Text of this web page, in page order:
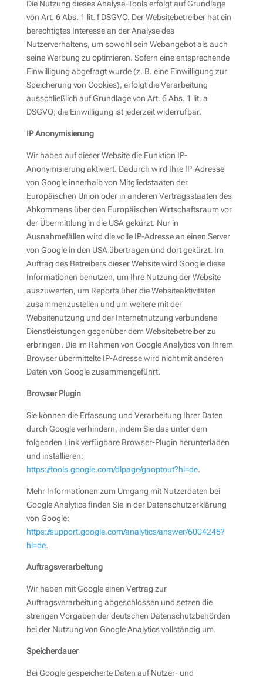
Die Nutzung dieses Analyse-Tools erfolgt auf Grundlage
von Art. 6 Abs. 1 lit. f DSGVO. Der Websitebetreiber hat ein
berechtigtes Interesse an der Analyse des
Nutzerverhaltens, um sowohl sein Webangebot als auch
seine Werbung zu optimieren. Sofern eine entsprechende
Einwilligung abgefragt wurde (z. B. eine Einwilligung zur
Speicherung von Cookies), erfolgt die Verarbeitung
ausschließlich auf Grundlage von Art. 6 Abs. 1 lit. a
DSGVO; die Einwilligung ist jederzeit widerrufbar.
IP Anonymisierung
Wir haben auf dieser Website die Funktion IP-
Anonymisierung aktiviert. Dadurch wird Ihre IP-Adresse
von Google innerhalb von Mitgliedstaaten der
Europäischen Union oder in anderen Vertragsstaaten des
Abkommens über den Europäischen Wirtschaftsraum vor
der Übermittlung in die USA gekürzt. Nur in
Ausnahmefällen wird die volle IP-Adresse an einen Server
von Google in den USA übertragen und dort gekürzt. Im
Auftrag des Betreibers dieser Website wird Google diese
Informationen benutzen, um Ihre Nutzung der Website
auszuwerten, um Reports über die Websiteaktivitäten
zusammenzustellen und um weitere mit der
Websitenutzung und der Internetnutzung verbundene
Dienstleistungen gegenüber dem Websitebetreiber zu
erbringen. Die im Rahmen von Google Analytics von Ihrem
Browser übermittelte IP-Adresse wird nicht mit anderen
Daten von Google zusammengeführt.
Browser Plugin
Sie können die Erfassung und Verarbeitung Ihrer Daten
durch Google verhindern, indem Sie das unter dem
folgenden Link verfügbare Browser-Plugin herunterladen
und installieren:
https://tools.google.com/dlpage/gaoptout?hl=de.
Mehr Informationen zum Umgang mit Nutzerdaten bei
Google Analytics finden Sie in der Datenschutzerklärung
von Google:
https://support.google.com/analytics/answer/6004245?
hl=de.
Auftragsverarbeitung
Wir haben mit Google einen Vertrag zur
Auftragsverarbeitung abgeschlossen und setzen die
strengen Vorgaben der deutschen Datenschutzbehörden
bei der Nutzung von Google Analytics vollständig um.
Speicherdauer
Bei Google gespeicherte Daten auf Nutzer- und